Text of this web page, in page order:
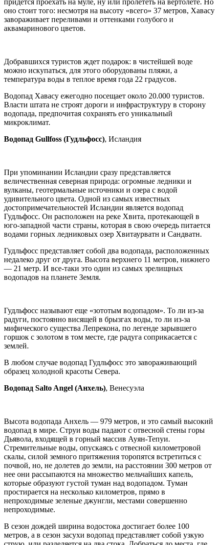
оно стоит того: несмотря на высоту «всего» 37 метров, Хавасу
завораживает переливами и оттенками голубого и
аквамаринового цветов.
Добравшихся туристов ждет подарок: в чистейшей воде
можно искупаться, для этого оборудованы пляжи, а
температура воды в теплое время года 22 градусов.
Водопад Хавасу ежегодно посещает около 20.000 туристов.
Власти штата не строят дороги и инфраструктуру в сторону
водопада, предпочитая сохранять его уникальный
микроклимат.
Водопад Gullfoss (Гудльфосс), Исландия
При упоминании Исландии сразу представляется
величественная северная природа: огромные ледники и
вулканы, геотермальные источники и озера с водой
удивительного цвета. Одной из самых известных
достопримечательностей Исландии является водопад
Гудльфосс. Он расположен на реке Хвита, протекающей в
юго-западной части страны, которая в свою очередь питается
водами горных ледниковых озер Хвитаурватн и Сандватн.
Гудльфосс представляет собой два водопада, расположенных
недалеко друг от друга. Высота верхнего 11 метров, нижнего
— 21 метр. И все-таки это один из самых зрелищных
водопадов на планете Земля.
Гудльфосс называют еще «зототым водопадом». То ли из-за
радуги, постоянно висящей в брызгах воды, то ли из-за
мифического существа Лепрекона, по легенде зарывшего
горшок с золотом в том месте, где радуга соприкасается с
землей.
В любом случае водопад Гудльфосс это завораживающий
образец холодной красоты Севера.
Водопад Salto Angel (Анхель), Венесуэла
Высота водопада Анхель — 979 метров, и это самый высокий
водопад в мире. Струи воды падают с отвесной стены горы
Дьявола, входящей в горный массив Ауян-Тепуи.
Стремительные воды, опускаясь с отвесной километровой
скалы, силой земного притяжения торопятся встретиться с
почвой, но, не долетев до земли, на расстоянии 300 метров от
нее они рассыпаются на множество мельчайших капель,
которые образуют густой туман над водопадом. Туман
простирается на несколько километров, прямо в
непроходимые зеленые джунгли, местами совершенно
непроходимые.
В сезон дождей ширина водостока достигает более 100
метров, а в сезон засухи водопад представляет собой узкую